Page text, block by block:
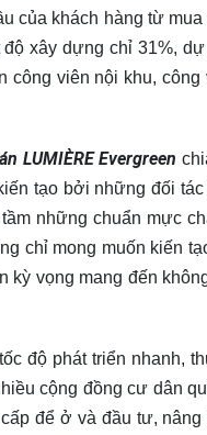
của khách hàng từ
xây dựng chỉ 31%,
công viên nội khu,
LUMIÈRE Evergreen
tạo bởi những đối
những chuẩn mực
chỉ mong muốn kiến
kỳ vọng mang đến
độ phát triển nhanh,
cộng đồng cư dân
để ở và đầu tư,